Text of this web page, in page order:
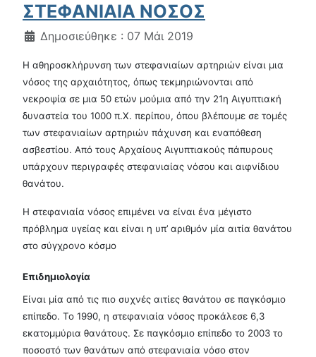
ΣΤΕΦΑΝΙΑΙΑ ΝΟΣΟΣ
Λεπτομέρειες
Δημοσιεύθηκε : 07 Μάι 2019
Η αθηροσκλήρυνση των στεφανιαίων αρτηριών είναι μια
νόσος της αρχαιότητος, όπως τεκμηριώνονται από
νεκροψία σε μια 50 ετών μούμια από την 21η Αιγυπτιακή
δυναστεία του 1000 π.Χ. περίπου, όπου βλέπουμε σε τομές
των στεφανιαίων αρτηριών πάχυνση και εναπόθεση
ασβεστίου. Από τους Αρχαίους Αιγυπτιακούς πάπυρους
υπάρχουν περιγραφές στεφανιαίας νόσου και αιφνίδιου
θανάτου.
Η στεφανιαία νόσος επιμένει να είναι ένα μέγιστο
πρόβλημα υγείας και είναι η υπ’ αριθμόν μία αιτία θανάτου
στο σύγχρονο κόσμο
Επιδημιολογία
Είναι μία από τις πιο συχνές αιτίες θανάτου σε παγκόσμιο
επίπεδο. Το 1990, η στεφανιαία νόσος προκάλεσε 6,3
εκατομμύρια θανάτους. Σε παγκόσμιο επίπεδο το 2003 το
ποσοστό των θανάτων από στεφανιαία νόσο στον